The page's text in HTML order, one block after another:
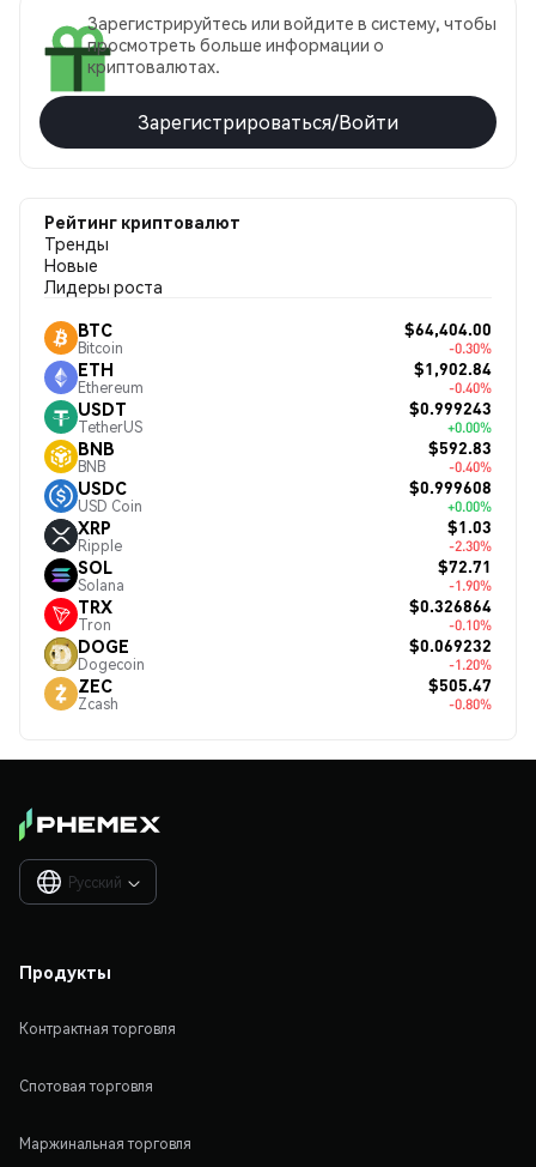
Зарегистрируйтесь или войдите в систему, чтобы
просмотреть больше информации о
криптовалютах.
Зарегистрироваться/Войти
Рейтинг криптовалют
Тренды
Новые
Лидеры роста
BTC
Bitcoin
$64,404.00
-0.30%
ETH
Ethereum
$1,902.84
-0.40%
USDT
TetherUS
$0.999243
+0.00%
BNB
BNB
$592.83
-0.40%
USDC
USD Coin
$0.999608
+0.00%
XRP
Ripple
$1.03
-2.30%
SOL
Solana
$72.71
-1.90%
TRX
Tron
$0.326864
-0.10%
DOGE
Dogecoin
$0.069232
-1.20%
ZEC
Zcash
$505.47
-0.80%
Русский 
Продукты
Контрактная торговля
Спотовая торговля
Маржинальная торговля